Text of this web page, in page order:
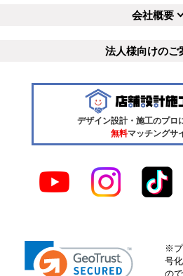
会社概要
法人様向けのご
デザイン設計・施工のプロ
無料マッチングサ
※プ
号